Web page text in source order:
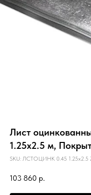
Лист
1.25х2.5 м,
SKU: ЛСТОЦИНК 0.45 1.25х2.5
103 860 р.